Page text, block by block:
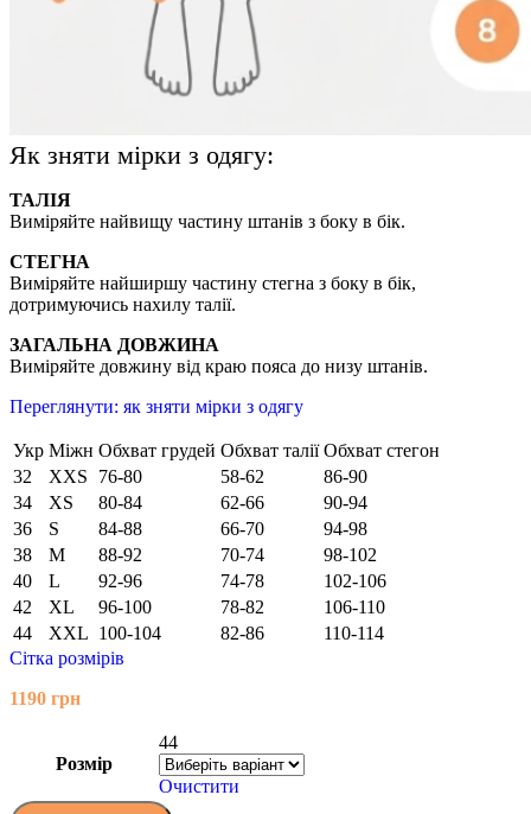
Як зняти мірки з одягу:
ТАЛІЯ
Виміряйте найвищу частину штанів з боку в бік.
СТЕГНА
Виміряйте найширшу частину стегна з боку в бік,
дотримуючись нахилу талії.
ЗАГАЛЬНА ДОВЖИНА
Виміряйте довжину від краю пояса до низу штанів.
Переглянути: як зняти мірки з одягу
Укр Міжн Обхват грудей Обхват талії Обхват стегон
32
XXS 76-80 58-62
86-90
34
XS 80-84 62-66
90-94
36
S 84-88 66-70
94-98
38
M 88-92 70-74
98-102
40
L 92-96 74-78
102-106
42
XL 96-100 78-82
106-110
44
XXL 100-104 82-86
110-114
Сітка розмірів
1190 грн
Розмір
44
Очистити